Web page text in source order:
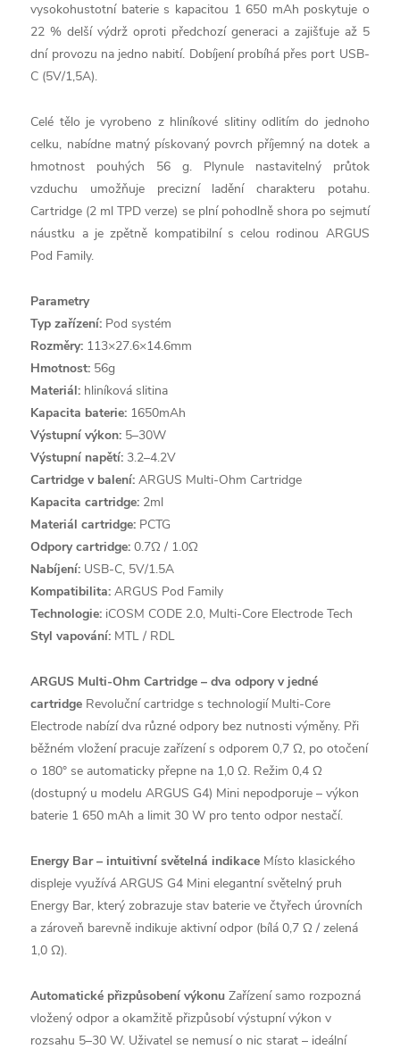
vysokohustotní baterie s kapacitou 1 650 mAh poskytuje o
22 % delší výdrž oproti předchozí generaci a zajišťuje až 5
dní provozu na jedno nabití. Dobíjení probíhá přes port USB-
C (5V/1,5A).
Celé tělo je vyrobeno z hliníkové slitiny odlitím do jednoho
celku, nabídne matný pískovaný povrch příjemný na dotek a
hmotnost pouhých 56 g. Plynule nastavitelný průtok
vzduchu umožňuje precizní ladění charakteru potahu.
Cartridge (2 ml TPD verze) se plní pohodlně shora po sejmutí
náustku a je zpětně kompatibilní s celou rodinou ARGUS
Pod Family.
Parametry
Typ zařízení: Pod systém
Rozměry: 113×27.6×14.6mm
Hmotnost: 56g
Materiál: hliníková slitina
Kapacita baterie: 1650mAh
Výstupní výkon: 5–30W
Výstupní napětí: 3.2–4.2V
Cartridge v balení: ARGUS Multi-Ohm Cartridge
Kapacita cartridge: 2ml
Materiál cartridge: PCTG
Odpory cartridge: 0.7Ω / 1.0Ω
Nabíjení: USB-C, 5V/1.5A
Kompatibilita: ARGUS Pod Family
Technologie: iCOSM CODE 2.0, Multi-Core Electrode Tech
Styl vapování: MTL / RDL
ARGUS Multi-Ohm Cartridge – dva odpory v jedné
cartridge Revoluční cartridge s technologií Multi-Core
Electrode nabízí dva různé odpory bez nutnosti výměny. Při
běžném vložení pracuje zařízení s odporem 0,7 Ω, po otočení
o 180° se automaticky přepne na 1,0 Ω. Režim 0,4 Ω
(dostupný u modelu ARGUS G4) Mini nepodporuje – výkon
baterie 1 650 mAh a limit 30 W pro tento odpor nestačí.
Energy Bar – intuitivní světelná indikace Místo klasického
displeje využívá ARGUS G4 Mini elegantní světelný pruh
Energy Bar, který zobrazuje stav baterie ve čtyřech úrovních
a zároveň barevně indikuje aktivní odpor (bílá 0,7 Ω / zelená
1,0 Ω).
Automatické přizpůsobení výkonu Zařízení samo rozpozná
vložený odpor a okamžitě přizpůsobí výstupní výkon v
rozsahu 5–30 W. Uživatel se nemusí o nic starat – ideální